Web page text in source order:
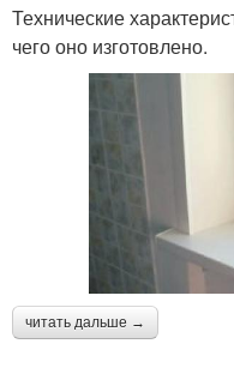
Технические
чего оно изготовлено.
читать дальше →